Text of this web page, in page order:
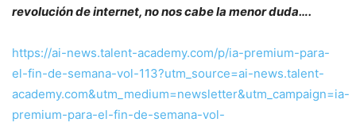
revolución de internet, no nos cabe la menor duda….
https://ai-news.talent-academy.com/p/ia-premium-para-
el-fin-de-semana-vol-113?utm_source=ai-news.talent-
academy.com&utm_medium=newsletter&utm_campaign=ia-
premium-para-el-fin-de-semana-vol-